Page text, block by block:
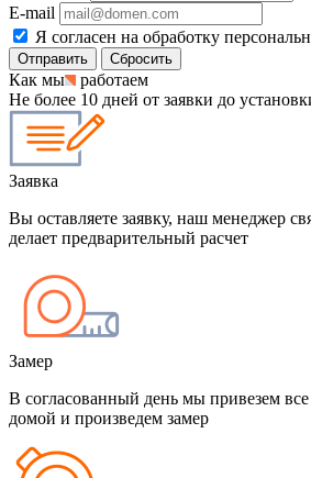
E-mail
Я согласен на обработку
Сбросить
Как мы
работаем
Не более 10 дней от заявки до
Заявка
Вы оставляете заявку, наш менеджер
делает предварительный расчет
Замер
В согласованный день мы привезем
домой и произведем замер